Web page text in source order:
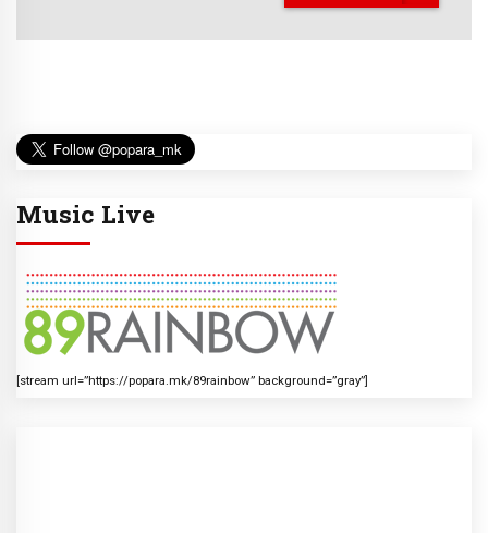
Music Live
[stream url=”https://popara.mk/89rainbow” background=”gray”]